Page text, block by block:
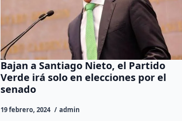
Bajan a Santiago Nieto, el Partido
Verde irá solo en elecciones por el
senado
19 febrero, 2024 admin